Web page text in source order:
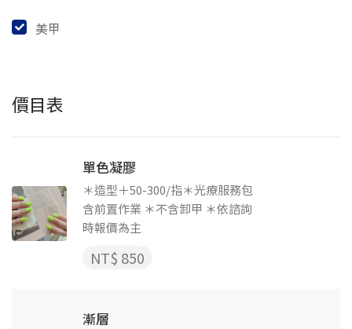
美甲
價目表
單色凝膠
＊造型＋50-300/指＊光療服務包
含前置作業 ＊不含卸甲 ＊依諮詢
時報價為主
NT$ 850
漸層